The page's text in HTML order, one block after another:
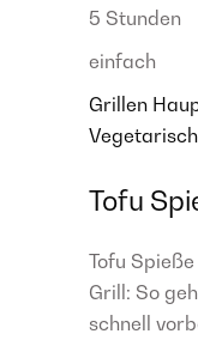
5 Stunden
einfach
Grillen
Vegetarisch
Tofu
Tofu
Grill: So
schnell